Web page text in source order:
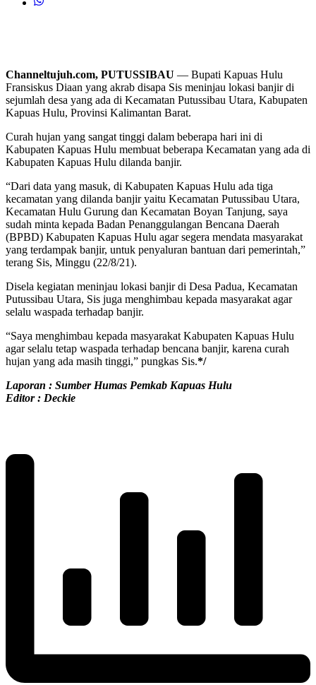
Channeltujuh.com, PUTUSSIBAU — Bupati Kapuas Hulu
Fransiskus Diaan yang akrab disapa Sis meninjau lokasi banjir di
sejumlah desa yang ada di Kecamatan Putussibau Utara, Kabupaten
Kapuas Hulu, Provinsi Kalimantan Barat.
Curah hujan yang sangat tinggi dalam beberapa hari ini di
Kabupaten Kapuas Hulu membuat beberapa Kecamatan yang ada di
Kabupaten Kapuas Hulu dilanda banjir.
“Dari data yang masuk, di Kabupaten Kapuas Hulu ada tiga
kecamatan yang dilanda banjir yaitu Kecamatan Putussibau Utara,
Kecamatan Hulu Gurung dan Kecamatan Boyan Tanjung, saya
sudah minta kepada Badan Penanggulangan Bencana Daerah
(BPBD) Kabupaten Kapuas Hulu agar segera mendata masyarakat
yang terdampak banjir, untuk penyaluran bantuan dari pemerintah,”
terang Sis, Minggu (22/8/21).
Disela kegiatan meninjau lokasi banjir di Desa Padua, Kecamatan
Putussibau Utara, Sis juga menghimbau kepada masyarakat agar
selalu waspada terhadap banjir.
“Saya menghimbau kepada masyarakat Kabupaten Kapuas Hulu
agar selalu tetap waspada terhadap bencana banjir, karena curah
hujan yang ada masih tinggi,” pungkas Sis.*/
Laporan : Sumber Humas Pemkab Kapuas Hulu
Editor : Deckie